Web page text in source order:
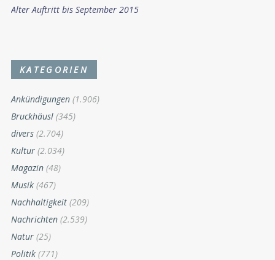
Alter Auftritt bis September 2015
KATEGORIEN
Ankündigungen (1.906)
Bruckhäusl (345)
divers (2.704)
Kultur (2.034)
Magazin (48)
Musik (467)
Nachhaltigkeit (209)
Nachrichten (2.539)
Natur (25)
Politik (771)